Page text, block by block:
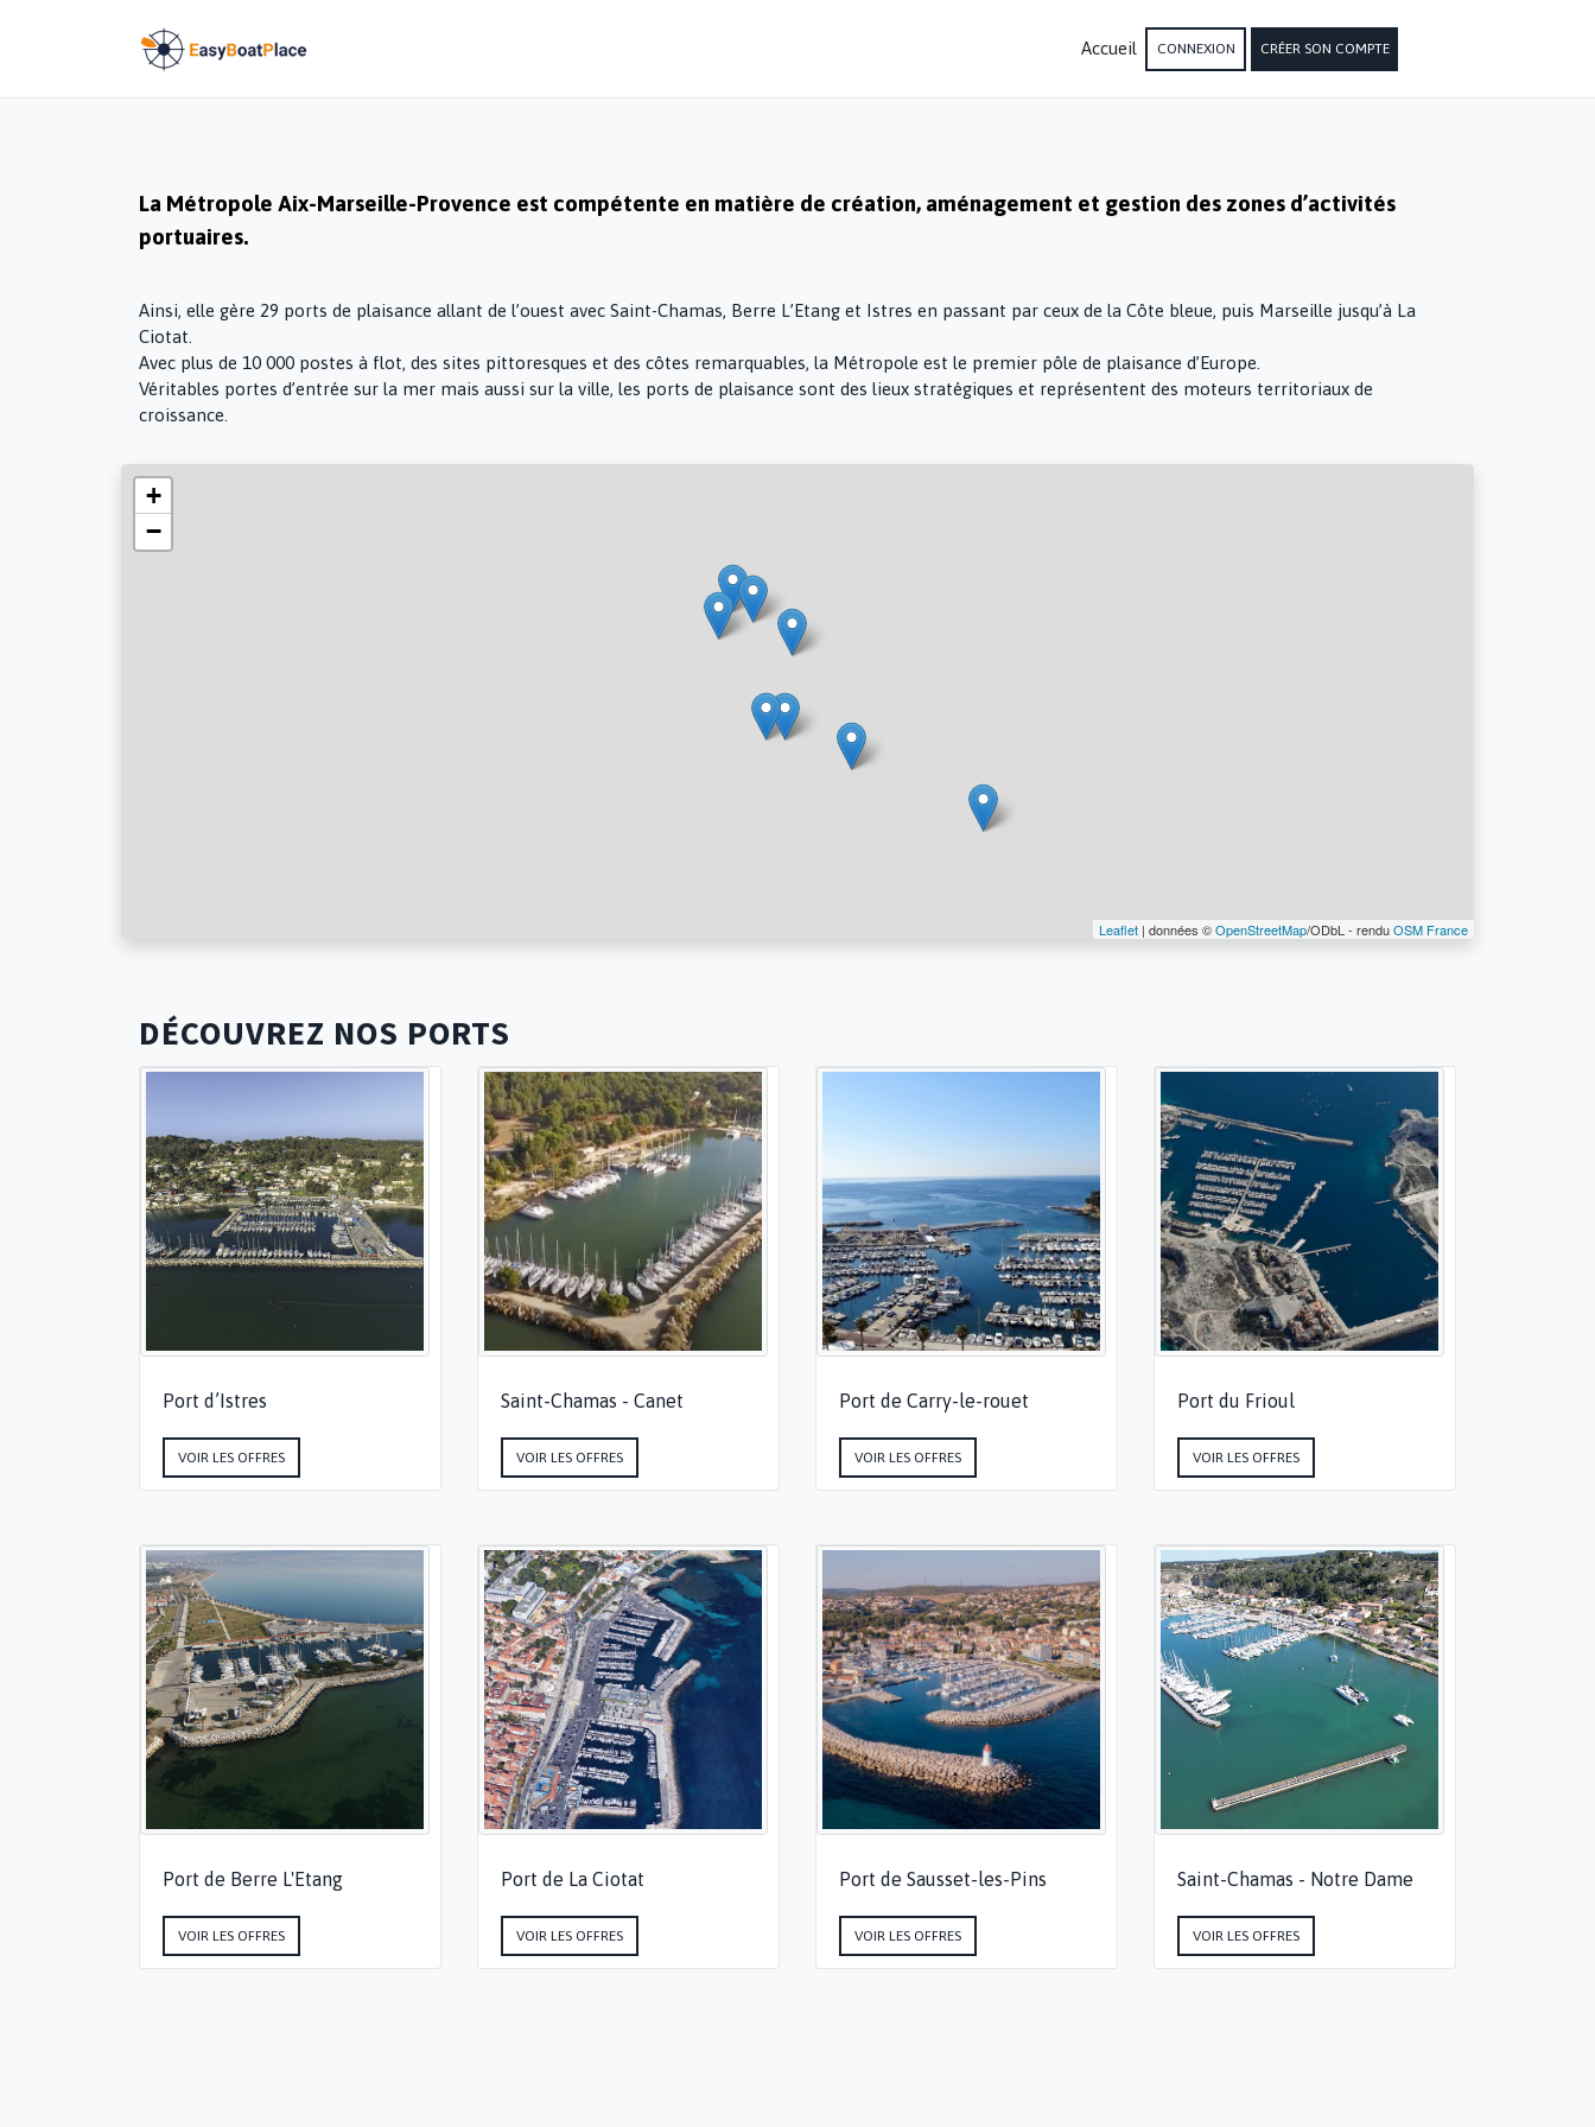
Accueil CONNEXION CRÉER SON COMPTE
La Métropole Aix-Marseille-Provence est compétente en matière de création, aménagement et gestion des zones d’activités
portuaires.
Ainsi, elle gère 29 ports de plaisance allant de l’ouest avec Saint-Chamas, Berre L’Etang et Istres en passant par ceux de la Côte bleue, puis Marseille jusqu’à La
Ciotat.
Avec plus de 10 000 postes à flot, des sites pittoresques et des côtes remarquables, la Métropole est le premier pôle de plaisance d’Europe.
Véritables portes d’entrée sur la mer mais aussi sur la ville, les ports de plaisance sont des lieux stratégiques et représentent des moteurs territoriaux de
croissance.
+
−
Leaflet | données ©OpenStreetMap/ODbL - renduOSM France
DÉCOUVREZ NOS PORTS
Port d’Istres
VOIR LES OFFRES
Saint-Chamas - Canet
VOIR LES OFFRES
Port de Carry-le-rouet
VOIR LES OFFRES
Port du Frioul
VOIR LES OFFRES
Port de Berre L'Etang
VOIR LES OFFRES
Port de La Ciotat
VOIR LES OFFRES
Port de Sausset-les-Pins
VOIR LES OFFRES
Saint-Chamas - Notre Dame
VOIR LES OFFRES